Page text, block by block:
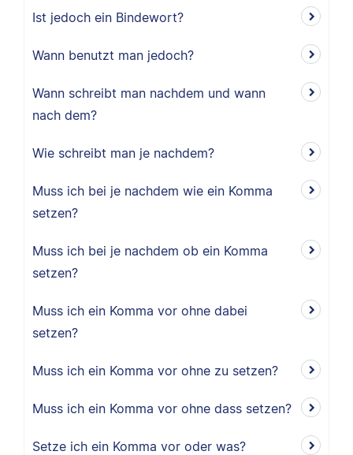
Ist jedoch ein Bindewort?
Wann benutzt man jedoch?
Wann schreibt man nachdem und wann
nach dem?
Wie schreibt man je nachdem?
Muss ich bei je nachdem wie ein Komma
setzen?
Muss ich bei je nachdem ob ein Komma
setzen?
Muss ich ein Komma vor ohne dabei
setzen?
Muss ich ein Komma vor ohne zu setzen?
Muss ich ein Komma vor ohne dass setzen?
Setze ich ein Komma vor oder was?